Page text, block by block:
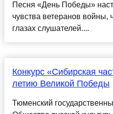
Песня «День Победы»
чувства ветеранов войны,
глазах слушателей....
Конкурс «Сибирская
летию Великой Победы
Тюменский